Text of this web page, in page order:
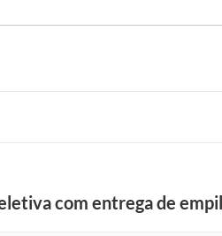
Chamamentos
Esporte com entrega de